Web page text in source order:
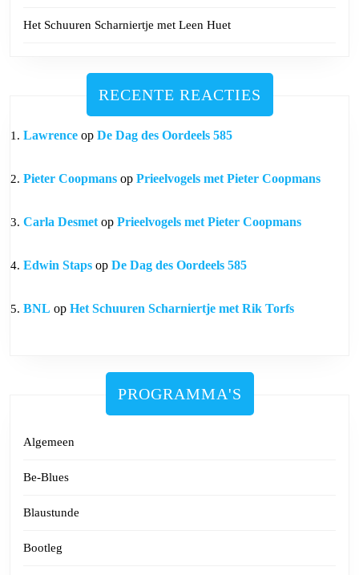
Het Schuuren Scharniertje met Leen Huet
RECENTE REACTIES
Lawrence op De Dag des Oordeels 585
Pieter Coopmans op Prieelvogels met Pieter Coopmans
Carla Desmet op Prieelvogels met Pieter Coopmans
Edwin Staps op De Dag des Oordeels 585
BNL op Het Schuuren Scharniertje met Rik Torfs
PROGRAMMA'S
Algemeen
Be-Blues
Blaustunde
Bootleg